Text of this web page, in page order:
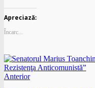
Apreciază:
Încarc...
Anterior